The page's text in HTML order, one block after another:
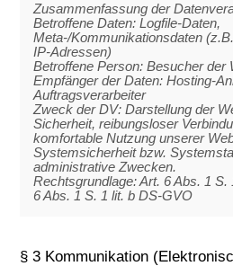
Zusammenfassung der
Betroffene Daten: Logfile-Daten,
Meta-/Kommunikationsdaten
IP-Adressen)
Betroffene Person: Besucher der
Empfänger der Daten: Hosting-
Auftragsverarbeiter
Zweck der DV: Darstellung der
Sicherheit, reibungsloser
komfortable Nutzung unserer
Systemsicherheit bzw.
administrative Zwecken.
Rechtsgrundlage: Art. 6 Abs. 1 S.
6 Abs. 1 S. 1 lit. b DS-GVO
§ 3 Kommunikation